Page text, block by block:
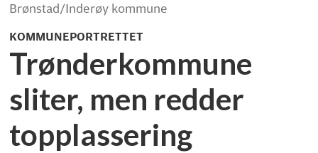
Brønstad/Inderøy kommune
KOMMUNEPORTRETTET
Trønderkommune
sliter, men redder
topplassering